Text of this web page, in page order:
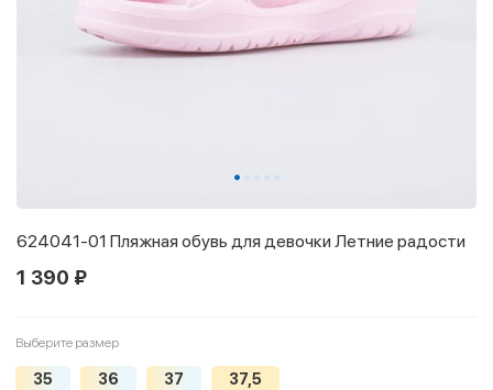
624041-01 Пляжная обувь для девочки Летние радости
1 390 ₽
Выберите размер
35 36 37 37,5